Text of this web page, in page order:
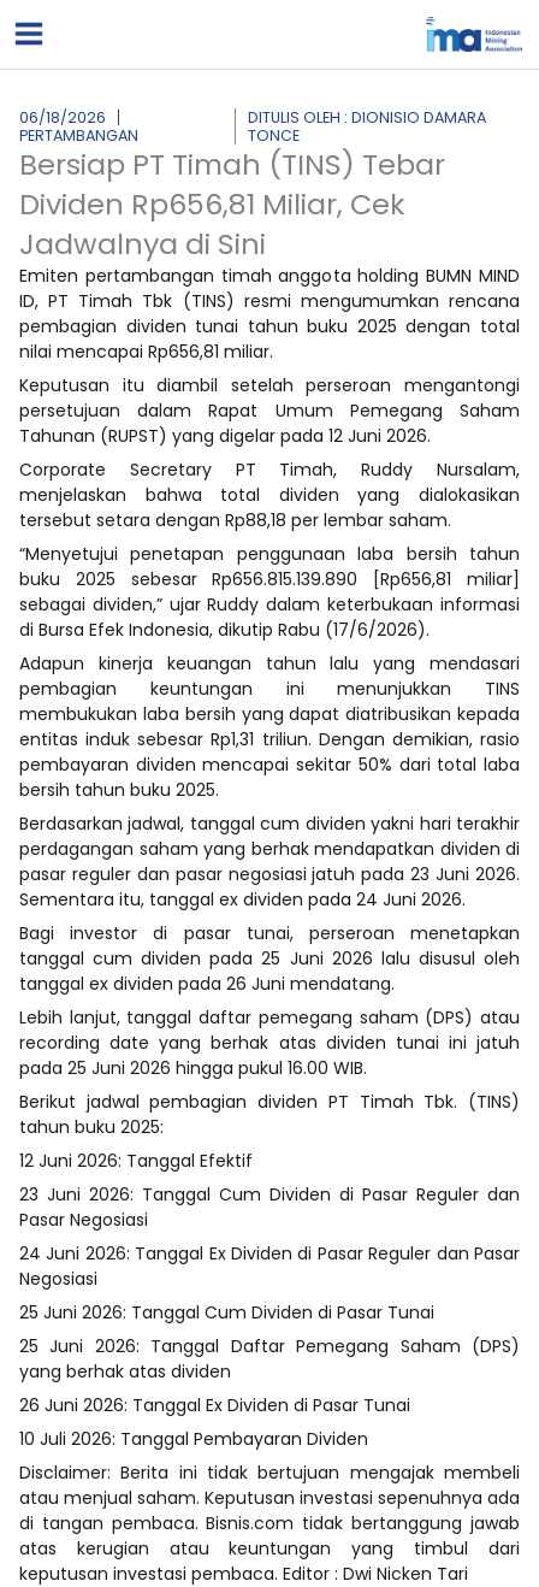
ke
06/18/2026
PERTAMBANGAN
DITULIS OLEH : DIONISIO DAMARA
TONCE
Bersiap PT Timah (TINS) Tebar
Dividen Rp656,81 Miliar, Cek
Jadwalnya di Sini
Emiten pertambangan timah anggota holding BUMN MIND
ID, PT Timah Tbk (TINS) resmi mengumumkan rencana
pembagian dividen tunai tahun buku 2025 dengan total
nilai mencapai Rp656,81 miliar.
Keputusan itu diambil setelah perseroan mengantongi
persetujuan dalam Rapat Umum Pemegang Saham
Tahunan (RUPST) yang digelar pada 12 Juni 2026.
Corporate Secretary PT Timah, Ruddy Nursalam,
menjelaskan bahwa total dividen yang dialokasikan
tersebut setara dengan Rp88,18 per lembar saham.
“Menyetujui penetapan penggunaan laba bersih tahun
buku 2025 sebesar Rp656.815.139.890 [Rp656,81 miliar]
sebagai dividen,” ujar Ruddy dalam keterbukaan informasi
di Bursa Efek Indonesia, dikutip Rabu (17/6/2026).
Adapun kinerja keuangan tahun lalu yang mendasari
pembagian keuntungan ini menunjukkan TINS
membukukan laba bersih yang dapat diatribusikan kepada
entitas induk sebesar Rp1,31 triliun. Dengan demikian, rasio
pembayaran dividen mencapai sekitar 50% dari total laba
bersih tahun buku 2025.
Berdasarkan jadwal, tanggal cum dividen yakni hari terakhir
perdagangan saham yang berhak mendapatkan dividen di
pasar reguler dan pasar negosiasi jatuh pada 23 Juni 2026.
Sementara itu, tanggal ex dividen pada 24 Juni 2026.
Bagi investor di pasar tunai, perseroan menetapkan
tanggal cum dividen pada 25 Juni 2026 lalu disusul oleh
tanggal ex dividen pada 26 Juni mendatang.
Lebih lanjut, tanggal daftar pemegang saham (DPS) atau
recording date yang berhak atas dividen tunai ini jatuh
pada 25 Juni 2026 hingga pukul 16.00 WIB.
Berikut jadwal pembagian dividen PT Timah Tbk. (TINS)
tahun buku 2025:
12 Juni 2026: Tanggal Efektif
23 Juni 2026: Tanggal Cum Dividen di Pasar Reguler dan
Pasar Negosiasi
24 Juni 2026: Tanggal Ex Dividen di Pasar Reguler dan Pasar
Negosiasi
25 Juni 2026: Tanggal Cum Dividen di Pasar Tunai
25 Juni 2026: Tanggal Daftar Pemegang Saham (DPS)
yang berhak atas dividen
26 Juni 2026: Tanggal Ex Dividen di Pasar Tunai
10 Juli 2026: Tanggal Pembayaran Dividen
Disclaimer: Berita ini tidak bertujuan mengajak membeli
atau menjual saham. Keputusan investasi sepenuhnya ada
di tangan pembaca. Bisnis.com tidak bertanggung jawab
atas kerugian atau keuntungan yang timbul dari
keputusan investasi pembaca. Editor : Dwi Nicken Tari